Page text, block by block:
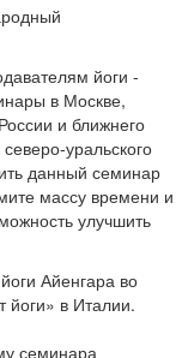
йоги -
в Москве,
и ближнего
уральского
данный семинар
массу времени и
улучшить
Айенгара во
йоги» в Италии.
семинара